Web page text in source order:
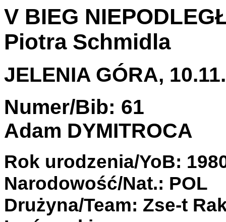
V BIEG
Piotra Schmidla
JELENIA GÓRA,
Numer/Bib: 61
Adam DYMITROCA
Rok urodzenia/YoB:
Narodowość/Nat.: POL
Drużyna/Team: Zse-t